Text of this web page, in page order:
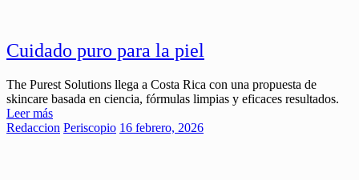
Cuidado puro para la piel
The Purest Solutions llega a Costa Rica con una propuesta de
skincare basada en ciencia, fórmulas limpias y eficaces resultados.
Leer más
Redaccion Periscopio 16 febrero, 2026